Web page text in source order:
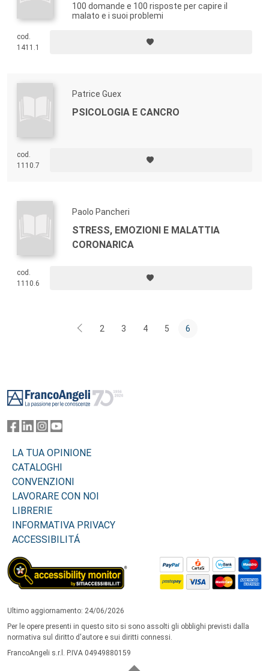
100 domande e 100 risposte per capire il
malato e i suoi problemi
cod.
1411.1
Patrice Guex
PSICOLOGIA E CANCRO
cod.
1110.7
Paolo Pancheri
STRESS, EMOZIONI E MALATTIA
CORONARICA
cod.
1110.6
2 3 4 5 6
LA TUA OPINIONE
CATALOGHI
CONVENZIONI
LAVORARE CON NOI
LIBRERIE
INFORMATIVA PRIVACY
ACCESSIBILITÁ
Ultimo aggiornamento: 24/06/2026
Per le opere presenti in questo sito si sono assolti gli obblighi previsti dalla
normativa sul diritto d'autore e sui diritti connessi.
FrancoAngeli s.r.l. P.IVA 04949880159